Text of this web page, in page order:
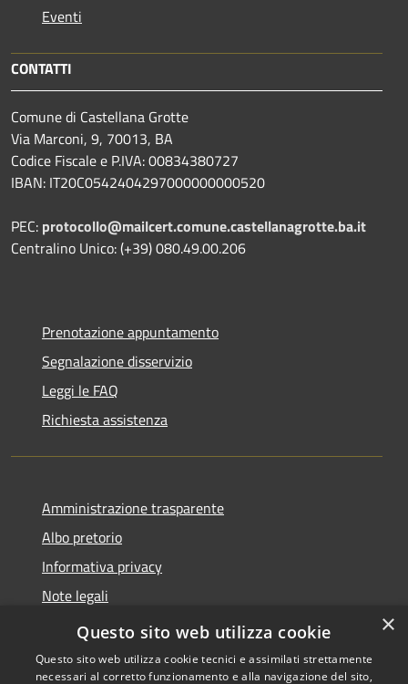
Eventi
CONTATTI
Comune di Castellana Grotte
Via Marconi, 9, 70013, BA
Codice Fiscale e P.IVA: 00834380727
IBAN: IT20C0542404297000000000520
PEC: protocollo@mailcert.comune.castellanagrotte.ba.it
Centralino Unico: (+39) 080.49.00.206
Prenotazione appuntamento
Segnalazione disservizio
Leggi le FAQ
Richiesta assistenza
Amministrazione trasparente
Albo pretorio
Informativa privacy
Note legali
Dichiarazione di accessibilità
×
Questo sito web utilizza cookie
Questo sito web utilizza cookie tecnici e assimilati strettamente
necessari al corretto funzionamento e alla navigazione del sito,